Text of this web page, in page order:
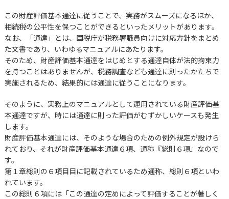
この財産評価基本通達に従うことで、実務がスムーズになるほか、
相続税の公平性を保つことができるといったメリットがあります。
なお、「通達」とは、国税庁が税務署職員向けに対応方針をまとめ
た文書であり、いわゆるマニュアルにあたります。
そのため、財産評価基本通達をはじめとする通達自体が法的拘束力
を持つことはありませんが、税務調査なども通達に則ったかたちで
実施されるため、結果的には通達に従うことになります。
そのように、実務上のマニュアルとして運用されている財産評価基
本通達ですが、時には通達に則った評価がむずかしいケースも発生
します。
財産評価基本通達には、そのような場合のための例外規定が設けら
れており、それが財産評価基本通達６項、通称『総則６項』なので
す。
第１章総則の６項目目に記載されているため通称、総則６項といわ
れています。
この総則６項には「この通達の定めによって評価することが著しく